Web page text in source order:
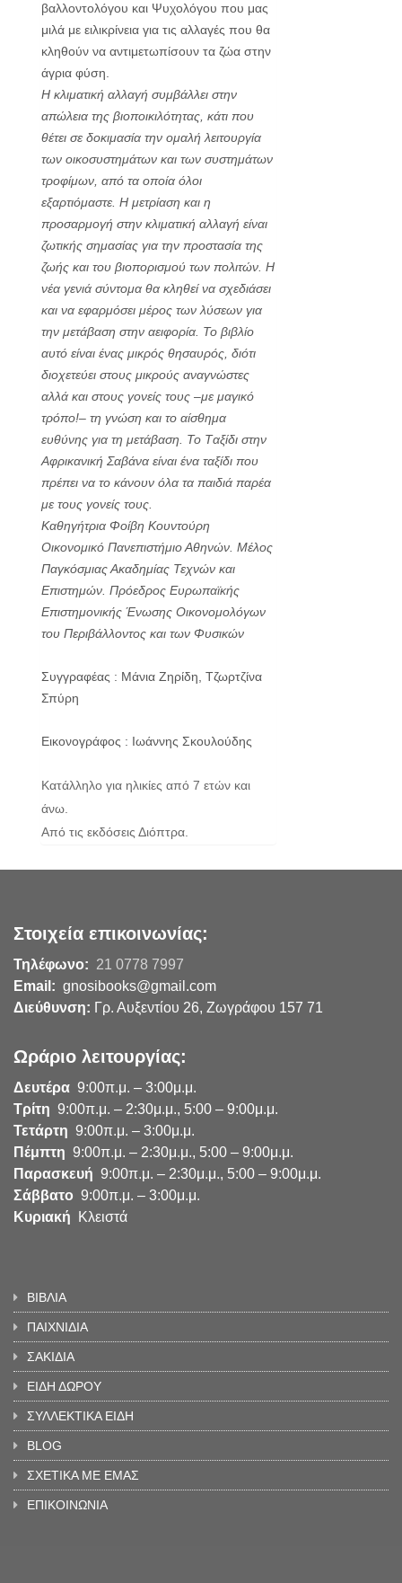
βαλλοντολόγου και Ψυχολόγου που μας
μιλά με ειλικρίνεια για τις αλλαγές που θα
κληθούν να αντιμετωπίσουν τα ζώα στην
άγρια φύση.
Η κλιματική αλλαγή συμβάλλει στην
απώλεια της βιοποικιλότητας, κάτι που
θέτει σε δοκιμασία την ομαλή λειτουργία
των οικοσυστημάτων και των συστημάτων
τροφίμων, από τα οποία όλοι
εξαρτιόμαστε. Η μετρίαση και η
προσαρμογή στην κλιματική αλλαγή είναι
ζωτικής σημασίας για την προστασία της
ζωής και του βιοπορισμού των πολιτών. Η
νέα γενιά σύντομα θα κληθεί να σχεδιάσει
και να εφαρμόσει μέρος των λύσεων για
την μετάβαση στην αειφορία. Το βιβλίο
αυτό είναι ένας μικρός θησαυρός, διότι
διοχετεύει στους μικρούς αναγνώστες
αλλά και στους γονείς τους –με μαγικό
τρόπο!– τη γνώση και το αίσθημα
ευθύνης για τη μετάβαση. Το Tαξίδι στην
Αφρικανική Σαβάνα είναι ένα ταξίδι που
πρέπει να το κάνουν όλα τα παιδιά παρέα
με τους γονείς τους.
Καθηγήτρια Φοίβη Κουντούρη
Οικονομικό Πανεπιστήμιο Αθηνών. Μέλος
Παγκόσμιας Ακαδημίας Τεχνών και
Επιστημών. Πρόεδρος Ευρωπαϊκής
Επιστημονικής Ένωσης Οικονομολόγων
του Περιβάλλοντος και των Φυσικών
Συγγραφέας : Μάνια Ζηρίδη, Τζωρτζίνα
Σπύρη
Εικονογράφος : Ιωάννης Σκουλούδης
Κατάλληλο για ηλικίες από 7 ετών και
άνω.
Από τις εκδόσεις Διόπτρα.
Στοιχεία επικοινωνίας:
Τηλέφωνο: 21 0778 7997
Email: gnosibooks@gmail.com
Διεύθυνση: Γρ. Αυξεντίου 26, Ζωγράφου 157 71
Ωράριο λειτουργίας:
Δευτέρα 9:00π.μ. – 3:00μ.μ.
Τρίτη 9:00π.μ. – 2:30μ.μ., 5:00 – 9:00μ.μ.
Τετάρτη 9:00π.μ. – 3:00μ.μ.
Πέμπτη 9:00π.μ. – 2:30μ.μ., 5:00 – 9:00μ.μ.
Παρασκευή 9:00π.μ. – 2:30μ.μ., 5:00 – 9:00μ.μ.
Σάββατο 9:00π.μ. – 3:00μ.μ.
Κυριακή Κλειστά
ΒΙΒΛΙΑ
ΠΑΙΧΝΙΔΙΑ
ΣΑΚΙΔΙΑ
ΕΙΔΗ ΔΩΡΟΥ
ΣΥΛΛΕΚΤΙΚΑ ΕΙΔΗ
BLOG
ΣΧΕΤΙΚΑ ΜΕ ΕΜΑΣ
ΕΠΙΚΟΙΝΩΝΙΑ